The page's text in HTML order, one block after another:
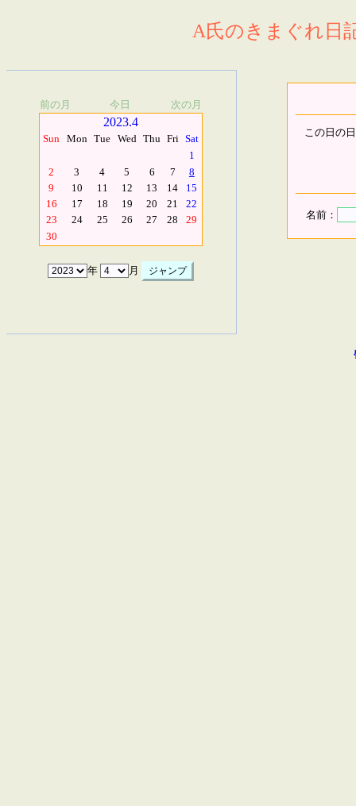
A氏のきまぐれ日
前の月 今日 次の月
2023.4
Sun Mon Tue Wed Thu Fri Sat
1
2
3 4 5 6 7
8
9
10 11 12 13 14
15
16
17 18 19 20 21
22
23
24 25 26 27 28
29
30
年 月
この日の
名前：